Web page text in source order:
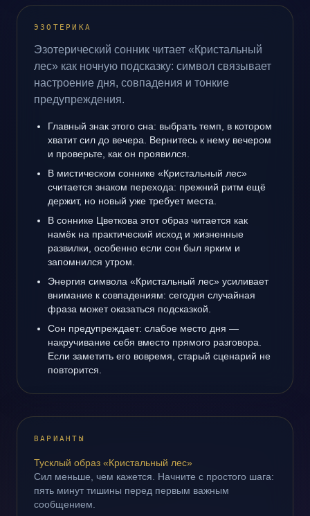
ЭЗОТЕРИКА
Эзотерический сонник читает «Кристальный
лес» как ночную подсказку: символ связывает
настроение дня, совпадения и тонкие
предупреждения.
Главный знак этого сна: выбрать темп, в котором
хватит сил до вечера. Вернитесь к нему вечером
и проверьте, как он проявился.
В мистическом соннике «Кристальный лес»
считается знаком перехода: прежний ритм ещё
держит, но новый уже требует места.
В соннике Цветкова этот образ читается как
намёк на практический исход и жизненные
развилки, особенно если сон был ярким и
запомнился утром.
Энергия символа «Кристальный лес» усиливает
внимание к совпадениям: сегодня случайная
фраза может оказаться подсказкой.
Сон предупреждает: слабое место дня —
накручивание себя вместо прямого разговора.
Если заметить его вовремя, старый сценарий не
повторится.
ВАРИАНТЫ
Тусклый образ «Кристальный лес»
Сил меньше, чем кажется. Начните с простого шага:
пять минут тишины перед первым важным
сообщением.